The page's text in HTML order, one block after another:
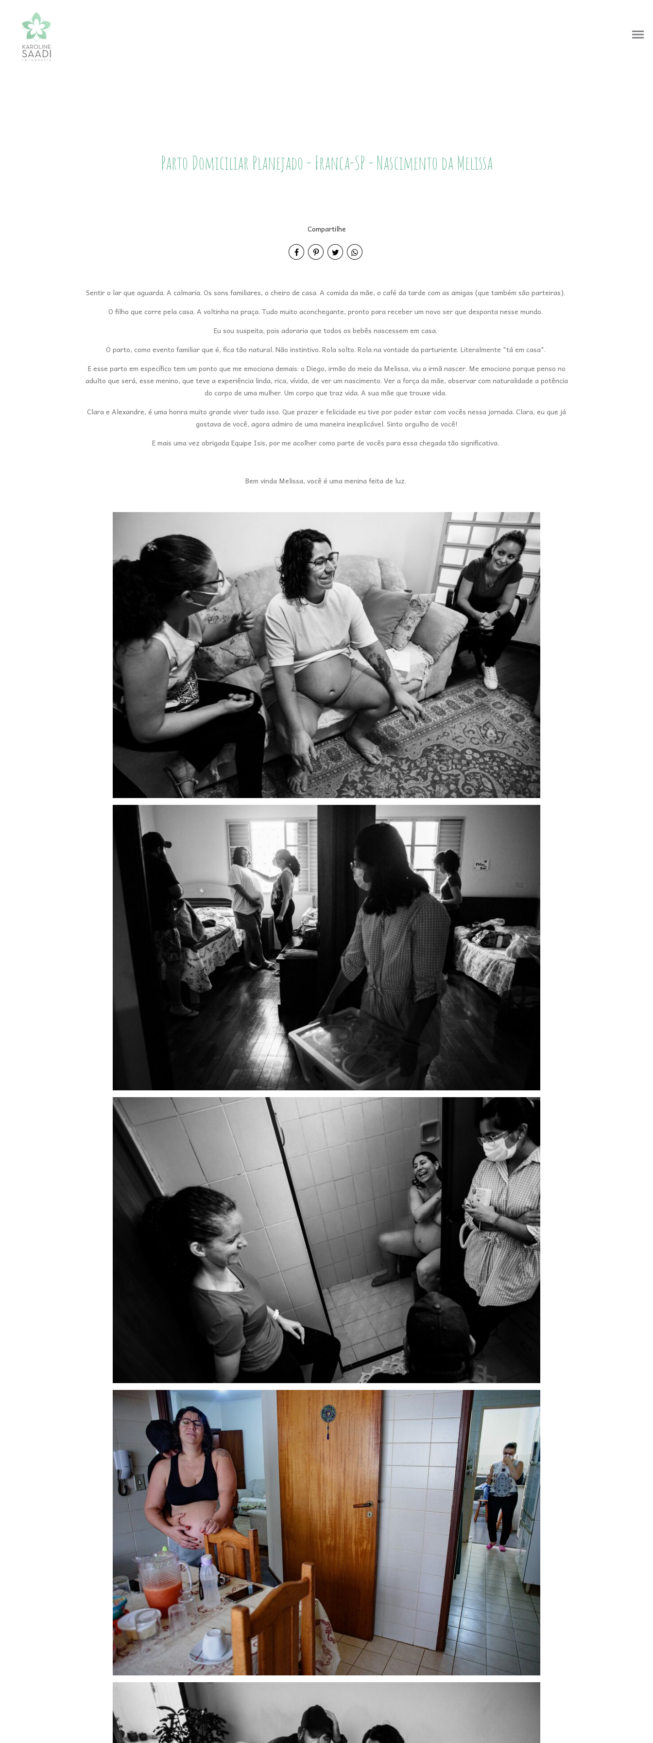
menu
Parto Domiciliar Planejado - Franca-SP - Nascimento da Melissa
Compartilhe
Sentir o lar que aguarda. A calmaria. Os sons familiares, o cheiro de casa. A comida da mãe, o café da tarde com as amigas (que também são parteiras).
O filho que corre pela casa. A voltinha na praça. Tudo muito aconchegante, pronto para receber um novo ser que desponta nesse mundo.
Eu sou suspeita, pois adoraria que todos os bebês nascessem em casa.
O parto, como evento familiar que é, fica tão natural. Não instintivo. Rola solto. Rola na vontade da parturiente. Literalmente "tá em casa".
E esse parto em específico tem um ponto que me emociona demais: o Diego, irmão do meio da Melissa, viu a irmã nascer. Me emociono porque penso no
adulto que será, esse menino, que teve a experiência linda, rica, vívida, de ver um nascimento. Ver a força da mãe, observar com naturalidade a potência
do corpo de uma mulher. Um corpo que traz vida. A sua mãe que trouxe vida.
Clara e Alexandre, é uma honra muito grande viver tudo isso. Que prazer e felicidade eu tive por poder estar com vocês nessa jornada. Clara, eu que já
gostava de você, agora admiro de uma maneira inexplicável. Sinto orgulho de você!
E mais uma vez obrigada Equipe Isis, por me acolher como parte de vocês para essa chegada tão significativa.
Bem vinda Melissa, você é uma menina feita de luz.